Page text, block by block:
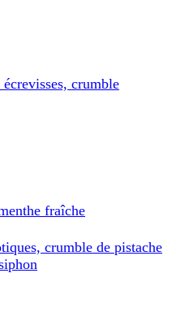
crumble
fraîche
crumble de pistache